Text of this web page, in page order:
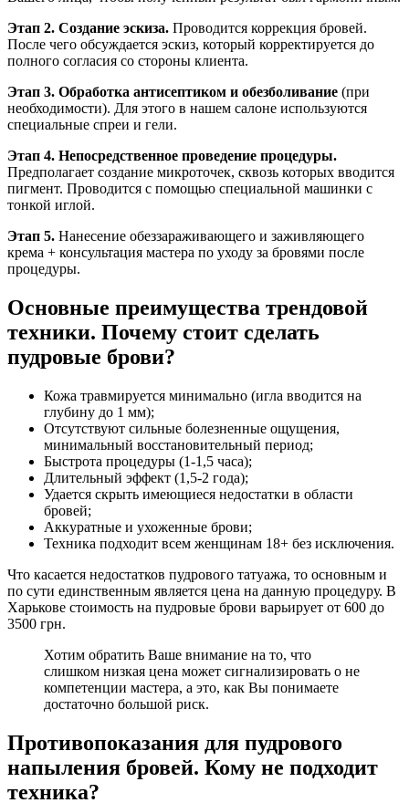
Этап 2. Создание эскиза. Проводится коррекция бровей.
После чего обсуждается эскиз, который корректируется до
полного согласия со стороны клиента.
Этап 3. Обработка антисептиком и обезболивание (при
необходимости). Для этого в нашем салоне используются
специальные спреи и гели.
Этап 4. Непосредственное проведение процедуры.
Предполагает создание микроточек, сквозь которых вводится
пигмент. Проводится с помощью специальной машинки с
тонкой иглой.
Этап 5. Нанесение обеззараживающего и заживляющего
крема + консультация мастера по уходу за бровями после
процедуры.
Основные преимущества трендовой
техники. Почему стоит сделать
пудровые брови?
Кожа травмируется минимально (игла вводится на
глубину до 1 мм);
Отсутствуют сильные болезненные ощущения,
минимальный восстановительный период;
Быстрота процедуры (1-1,5 часа);
Длительный эффект (1,5-2 года);
Удается скрыть имеющиеся недостатки в области
бровей;
Аккуратные и ухоженные брови;
Техника подходит всем женщинам 18+ без исключения.
Что касается недостатков пудрового татуажа, то основным и
по сути единственным является цена на данную процедуру. В
Харькове стоимость на пудровые брови варьирует от 600 до
3500 грн.
Хотим обратить Ваше внимание на то, что
слишком низкая цена может сигнализировать о не
компетенции мастера, а это, как Вы понимаете
достаточно большой риск.
Противопоказания для пудрового
напыления бровей. Кому не подходит
техника?